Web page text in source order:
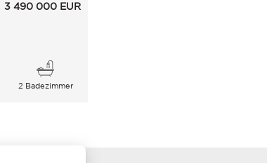
3 490 000 EUR
2 Badezimmer